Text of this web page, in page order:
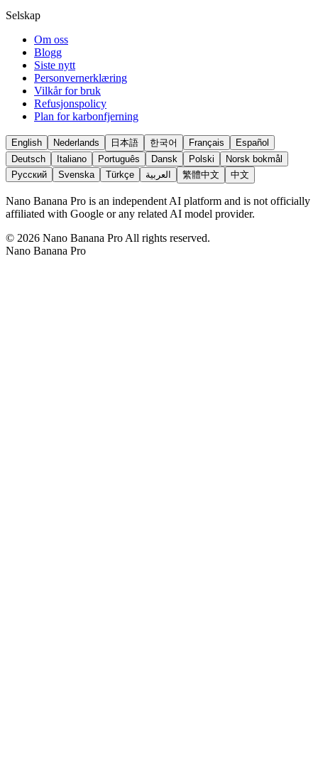
Selskap
Om oss
Blogg
Siste nytt
Personvernerklæring
Vilkår for bruk
Refusjonspolicy
Plan for karbonfjerning
English Nederlands 日本語 한국어 Français
Español
Deutsch
Italiano Português Dansk Polski
Norsk bokmål
Русский
Svenska Türkçe العربية 繁體中文 中文
Nano Banana Pro is an independent AI platform and is not officially
affiliated with Google or any related AI model provider.
© 2026 Nano Banana Pro All rights reserved.
Nano Banana Pro